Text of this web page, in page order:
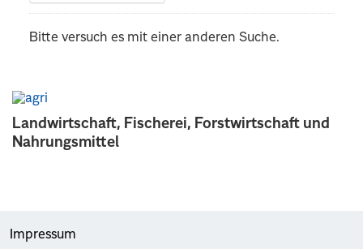
Landwirtschaft, Fischerei, Forstwirtschaft und
Nahrungsmittel
Bitte versuch es mit einer anderen Suche.
Impressum